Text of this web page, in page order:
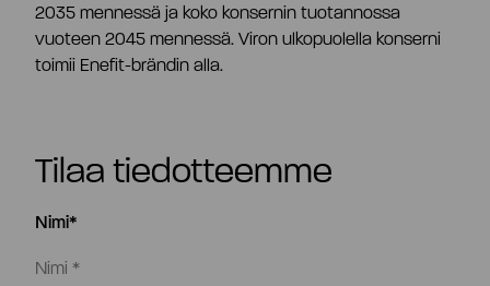
2035 mennessä ja koko konsernin tuotannossa
vuoteen 2045 mennessä. Viron ulkopuolella konserni
toimii Enefit-brändin alla.
Tilaa tiedotteemme
Nimi*